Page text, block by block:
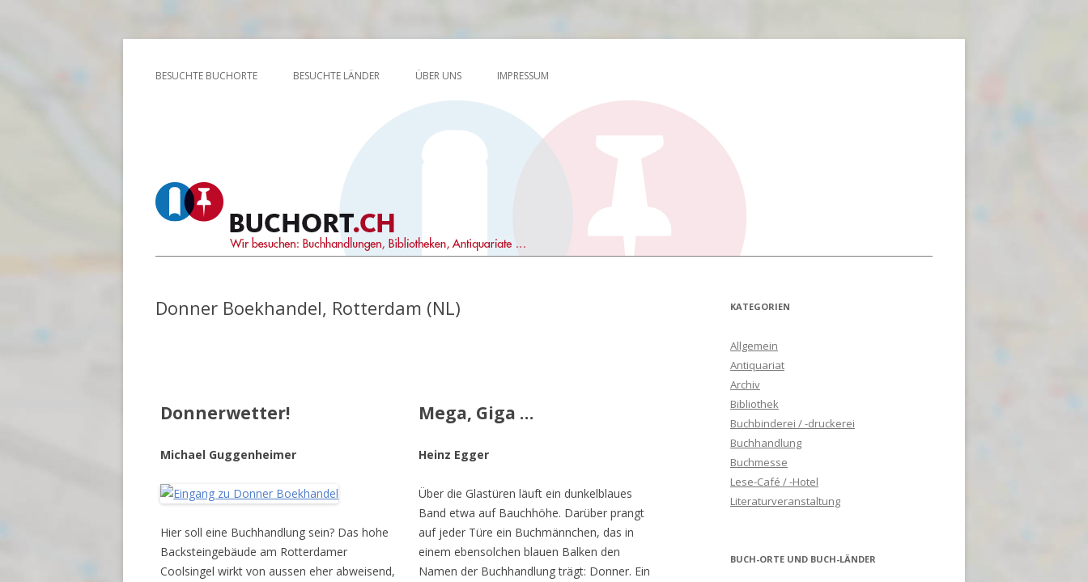
Buchort
Wir besuchen: Buchhandlungen, Bibliotheken, Antiquariate …
BESUCHTE BUCHORTE BESUCHTE LÄNDER ÜBER UNS IMPRESSUM
Donner Boekhandel, Rotterdam (NL)
Donnerwetter!
Michael Guggenheimer
Hier soll eine Buchhandlung sein? Das hohe
Backsteingebäude am Rotterdamer
Coolsingel wirkt von aussen eher abweisend,
Mega, Giga …
Heinz Egger
Über die Glastüren läuft ein dunkelblaues
Band etwa auf Bauchhöhe. Darüber prangt
auf jeder Türe ein Buchmännchen, das in
einem ebensolchen blauen Balken den
Namen der Buchhandlung trägt: Donner. Ein
KATEGORIEN
Allgemein
Antiquariat
Archiv
Bibliothek
Buchbinderei / -druckerei
Buchhandlung
Buchmesse
Lese-Café / -Hotel
Literaturveranstaltung
BUCH-ORTE UND BUCH-LÄNDER